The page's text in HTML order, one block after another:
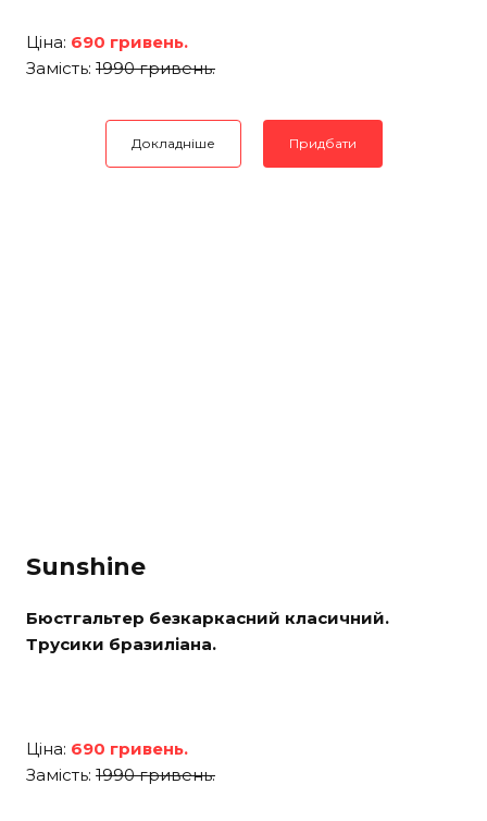
Ціна: 690 гривень.
Замість: 1990 гривень.
Докладніше Придбати
Sunshine
Бюстгальтер безкаркасний класичний.
Трусики бразиліана.
Ціна: 690 гривень.
Замість: 1990 гривень.